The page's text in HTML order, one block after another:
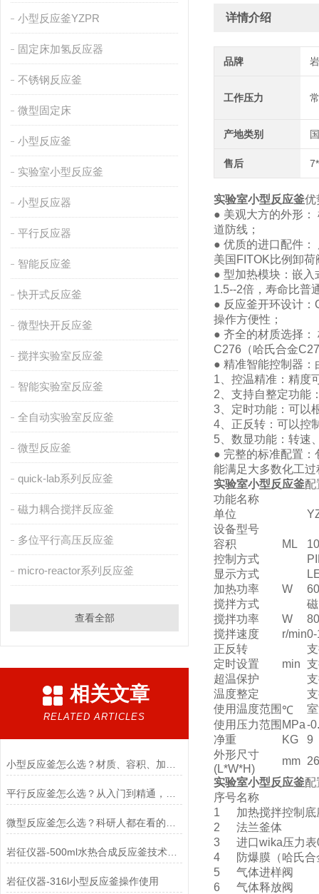
小型反应釜YZPR
固定床加氢反应器
不锈钢反应釜
微型固定床
小型反应釜
实验室小型反应釜
小型反应器
平行反应器
智能反应釜
快开式反应釜
微型快开反应釜
搅拌实验室反应釜
智能实验室反应釜
全自动实验室反应釜
微型反应釜
quick-lab系列反应釜
磁力耦合搅拌反应釜
多位平行高压反应釜
micro-reactor系列反应釜
查看全部
相关文章
RELATED ARTICLES
岩征仪器-500ml水热合成反应釜技术参数
岩征仪器-316l小型反应釜操作使用
详情介绍
品牌
工作压力
产地类别
售后
实验室小型反应釜优
● 美观大方的外形
道防线；
● 优质的进口配件：
美国FITOK比例卸
● 型加热模块：嵌
1.5--2倍，寿命比普
● 反应釜开环设计
操作方便性；
● 齐全的材质选择
C276（哈氏合金
● 精准智能控制器
1、控温精准：精度
2、支持自整定功能
3、定时功能：可以
4、正反转：可以控
5、数显功能：转速
● 完整的标准配置
能满足大多数化工
实验室小型反应釜配
功能名称
单位
设备型号
容积 ML
10
控制方式
显示方式
加热功率
W
搅拌方式
搅拌功率
W
80
搅拌速度
r/min
正反转
定时设置
min
超温保护
温度整定
使用温度范围 ℃
使用压力范围 MPa-
净重
KG
9
外形尺寸
(L*W*H)
mm
实验室小型反应釜
序号名称
1
加热搅拌控制底
2
法兰釜体
3
进口wika压力
4
防爆膜（哈氏
5
气体进样阀
6
气体释放阀